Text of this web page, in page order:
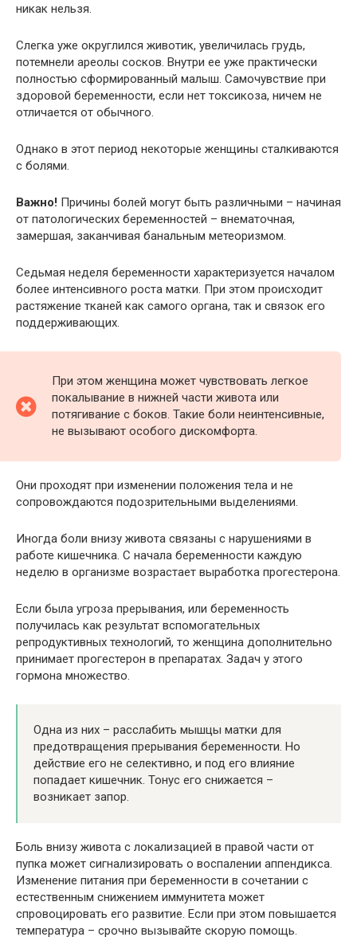
никак нельзя.
Слегка уже округлился животик, увеличилась грудь,
потемнели ареолы сосков. Внутри ее уже практически
полностью сформированный малыш. Самочувствие при
здоровой беременности, если нет токсикоза, ничем не
отличается от обычного.
Однако в этот период некоторые женщины сталкиваются
с болями.
Важно! Причины болей могут быть различными – начиная
от патологических беременностей – внематочная,
замершая, заканчивая банальным метеоризмом.
Седьмая неделя беременности характеризуется началом
более интенсивного роста матки. При этом происходит
растяжение тканей как самого органа, так и связок его
поддерживающих.
При этом женщина может чувствовать легкое
покалывание в нижней части живота или
потягивание с боков. Такие боли неинтенсивные,
не вызывают особого дискомфорта.
Они проходят при изменении положения тела и не
сопровождаются подозрительными выделениями.
Иногда боли внизу живота связаны с нарушениями в
работе кишечника. С начала беременности каждую
неделю в организме возрастает выработка прогестерона.
Если была угроза прерывания, или беременность
получилась как результат вспомогательных
репродуктивных технологий, то женщина дополнительно
принимает прогестерон в препаратах. Задач у этого
гормона множество.
Одна из них – расслабить мышцы матки для
предотвращения прерывания беременности. Но
действие его не селективно, и под его влияние
попадает кишечник. Тонус его снижается –
возникает запор.
Боль внизу живота с локализацией в правой части от
пупка может сигнализировать о воспалении аппендикса.
Изменение питания при беременности в сочетании с
естественным снижением иммунитета может
спровоцировать его развитие. Если при этом повышается
температура – срочно вызывайте скорую помощь.